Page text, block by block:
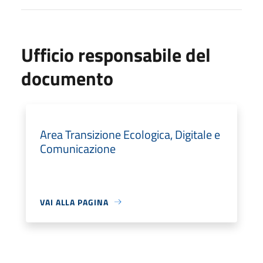
Ufficio responsabile del
documento
Area Transizione Ecologica, Digitale e
Comunicazione
VAI ALLA PAGINA